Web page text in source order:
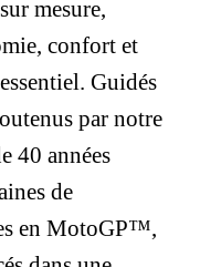
mesure,
confort et
Guidés
par notre
40 années
de
en MotoGP™,